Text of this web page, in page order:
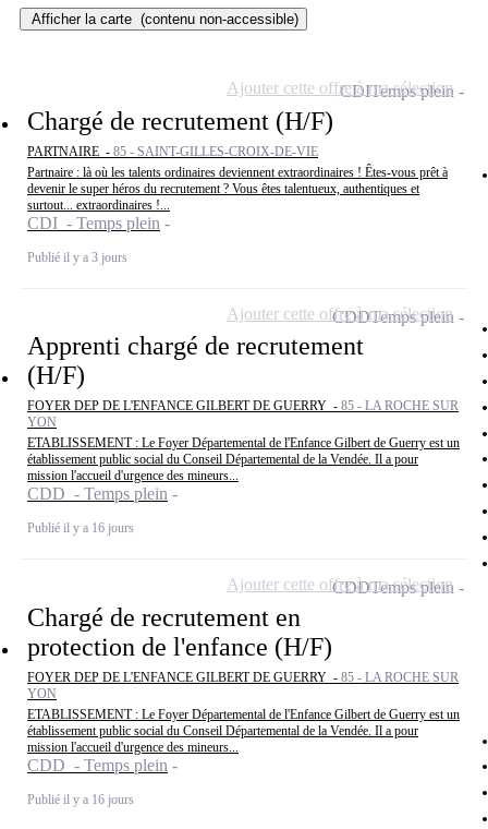
Afficher la carte (contenu non-accessible)
Chargé de recrutement (H/F)
PARTNAIRE - 85 - SAINT-GILLES-CROIX-DE-VIE
Partnaire : là où les talents ordinaires deviennent extraordinaires ! Êtes-vous prêt à
devenir le super héros du recrutement ? Vous êtes talentueux, authentiques et
surtout... extraordinaires !...
CDI - Temps plein
Publié il y a 3 jours
CDITemps plein
Ajouter cette offre à ma sélection
Apprenti chargé de recrutement
(H/F)
FOYER DEP DE L'ENFANCE GILBERT DE GUERRY - 85 - LA ROCHE SUR
YON
ETABLISSEMENT : Le Foyer Départemental de l'Enfance Gilbert de Guerry est un
établissement public social du Conseil Départemental de la Vendée. Il a pour
mission l'accueil d'urgence des mineurs...
CDD - Temps plein
Publié il y a 16 jours
CDDTemps plein
Ajouter cette offre à ma sélection
Chargé de recrutement en
protection de l'enfance (H/F)
FOYER DEP DE L'ENFANCE GILBERT DE GUERRY - 85 - LA ROCHE SUR
YON
ETABLISSEMENT : Le Foyer Départemental de l'Enfance Gilbert de Guerry est un
établissement public social du Conseil Départemental de la Vendée. Il a pour
mission l'accueil d'urgence des mineurs...
CDD - Temps plein
Publié il y a 16 jours
CDDTemps plein
Ajouter cette offre à ma sélection